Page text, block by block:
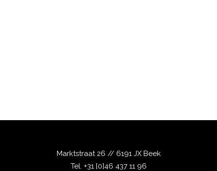
Marktstraat 26 // 6191 JX Beek
Tel. +31 [0]46 437 11 96